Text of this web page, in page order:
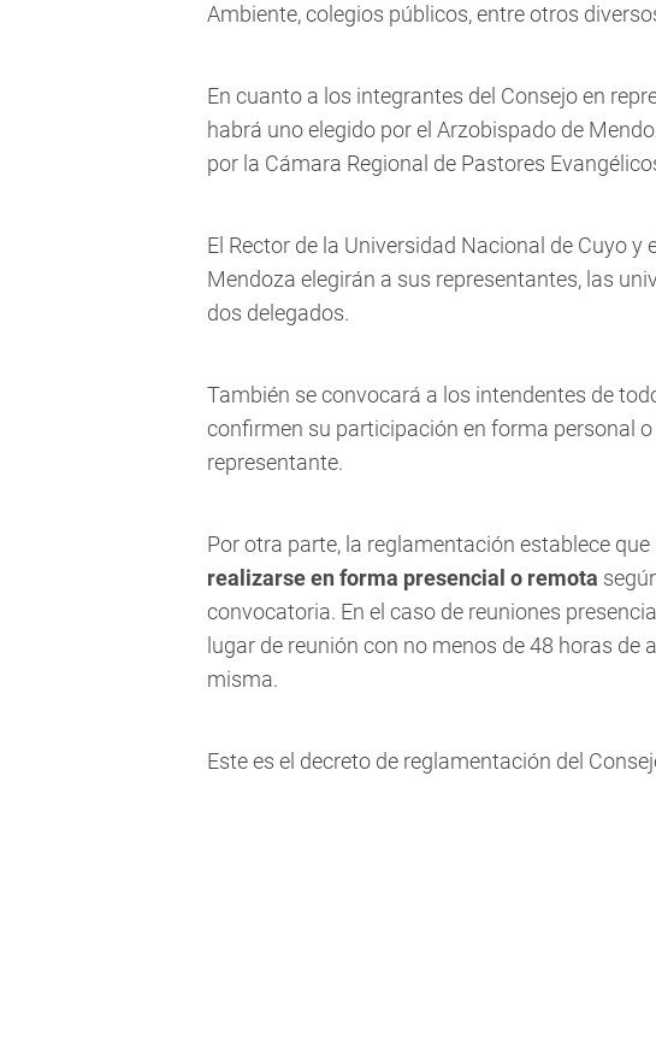
Ambiente, colegios públicos, entre otros
En cuanto a los integrantes del Consejo en
habrá uno elegido por el Arzobispado de
por la Cámara Regional de Pastores
El Rector de la Universidad Nacional de Cuyo y
Mendoza elegirán a sus representantes, las
dos delegados.
También se convocará a los intendentes de
confirmen su participación en forma personal
representante.
Por otra parte, la reglamentación establece que
realizarse en forma presencial o remota
convocatoria. En el caso de reuniones
lugar de reunión con no menos de 48 horas
misma.
Este es el decreto de reglamentación del